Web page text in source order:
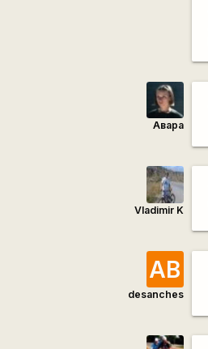
Авара
Vladimir K
АВ
desanches